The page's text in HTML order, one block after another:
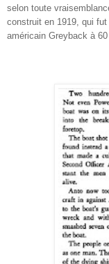
selon toute
construit en 1919, qui
américain Greyback à